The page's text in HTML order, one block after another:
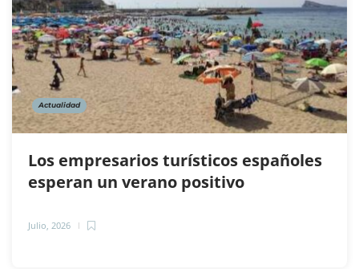
Actualidad
Los empresarios turísticos españoles
esperan un verano positivo
Julio, 2026